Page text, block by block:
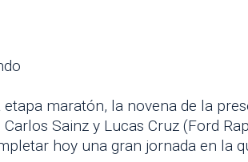
maratón, la novena de la
Sainz y Lucas Cruz (Ford
hoy una gran jornada en la